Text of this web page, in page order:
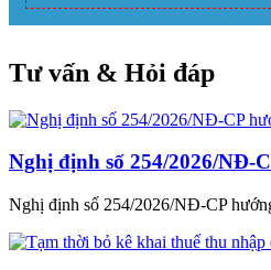
Tư vấn & Hỏi đáp
Nghị định số 254/2026/NĐ-
Nghị định số 254/2026/NĐ-CP